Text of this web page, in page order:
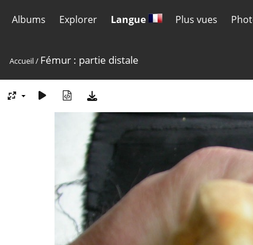
Albums Explorer Langue Plus vues
Accueil/ Fémur : partie distale